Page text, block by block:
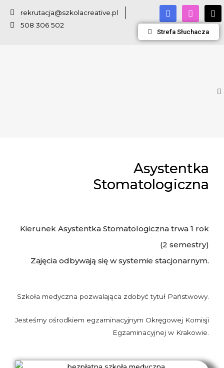
rekrutacja@szkolacreative.pl
508 306 502
Strefa Słuchacza
Asystentka
Stomatologiczna
Kierunek Asystentka Stomatologiczna trwa 1 rok
(2 semestry)
Zajęcia odbywają się w systemie stacjonarnym.
Szkoła medyczna pozwalająca zdobyć tytuł Państwowy.
Jesteśmy ośrodkiem egzaminacyjnym Okręgowej Komisji
Egzaminacyjnej w Krakowie.